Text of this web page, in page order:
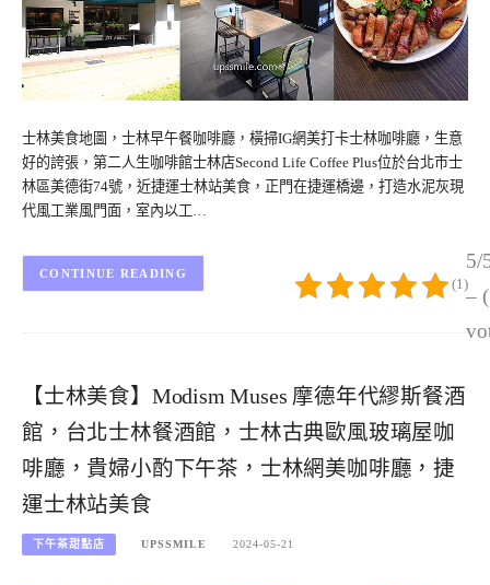
士林美食地圖，士林早午餐咖啡廳，橫掃IG網美打卡士林咖啡廳，生意
好的誇張，第二人生咖啡館士林店Second Life Coffee Plus位於台北市士
林區美德街74號，近捷運士林站美食，正門在捷運橋邊，打造水泥灰現
代風工業風門面，室內以工…
5/
–
(1)
CONTINUE READING
【士林美食】Modism Muses 摩德年代繆斯餐酒
館，台北士林餐酒館，士林古典歐風玻璃屋咖
啡廳，貴婦小酌下午茶，士林網美咖啡廳，捷
運士林站美食
下午茶甜點店 UPSSMILE 2024-05-21